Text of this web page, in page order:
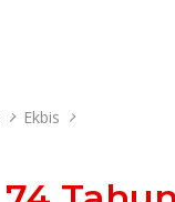
Ekbis